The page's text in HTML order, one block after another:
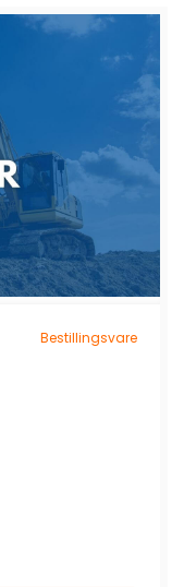
Bestillingsvare